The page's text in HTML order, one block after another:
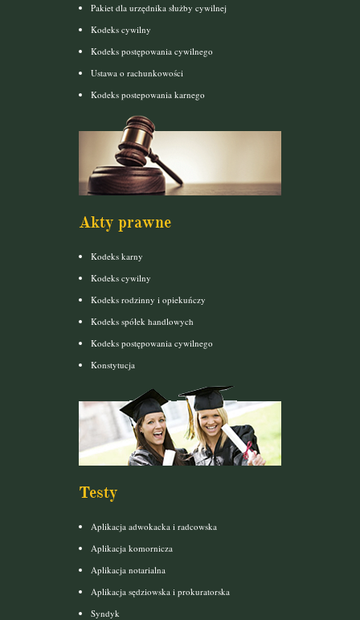
Pakiet dla urzędnika służby cywilnej
Kodeks cywilny
Kodeks postępowania cywilnego
Ustawa o rachunkowości
Kodeks postepowania karnego
Akty prawne
Kodeks karny
Kodeks cywilny
Kodeks rodzinny i opiekuńczy
Kodeks spółek handlowych
Kodeks postępowania cywilnego
Konstytucja
Testy
Aplikacja adwokacka i radcowska
Aplikacja komornicza
Aplikacja notarialna
Aplikacja sędziowska i prokuratorska
Syndyk